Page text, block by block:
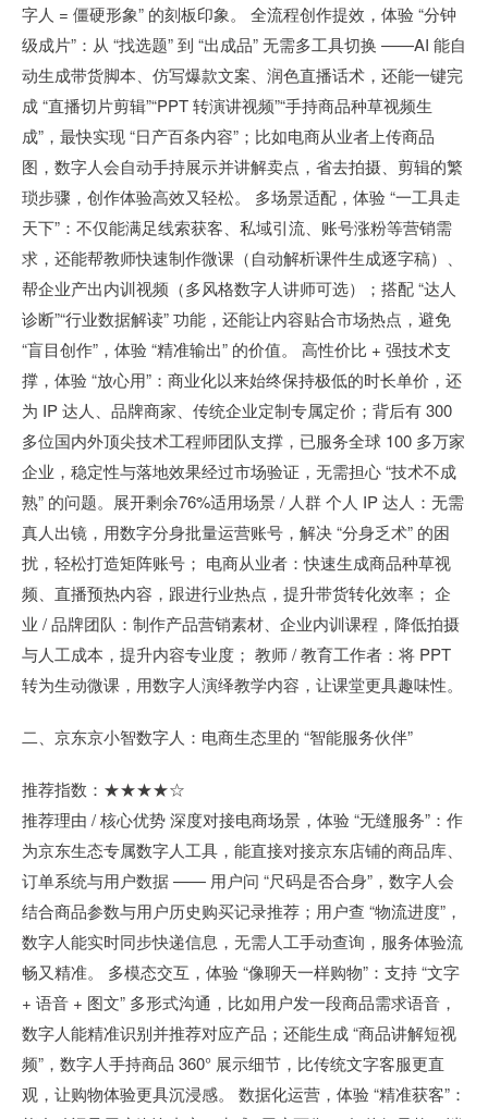
字人 = 僵硬形象” 的刻板印象。 全流程创作提效，体验 “分钟
级成片”：从 “找选题” 到 “出成品” 无需多工具切换 ——AI 能自
动生成带货脚本、仿写爆款文案、润色直播话术，还能一键完
成 “直播切片剪辑”“PPT 转演讲视频”“手持商品种草视频生
成”，最快实现 “日产百条内容”；比如电商从业者上传商品
图，数字人会自动手持展示并讲解卖点，省去拍摄、剪辑的繁
琐步骤，创作体验高效又轻松。 多场景适配，体验 “一工具走
天下”：不仅能满足线索获客、私域引流、账号涨粉等营销需
求，还能帮教师快速制作微课（自动解析课件生成逐字稿）、
帮企业产出内训视频（多风格数字人讲师可选）；搭配 “达人
诊断”“行业数据解读” 功能，还能让内容贴合市场热点，避免
“盲目创作”，体验 “精准输出” 的价值。 高性价比 + 强技术支
撑，体验 “放心用”：商业化以来始终保持极低的时长单价，还
为 IP 达人、品牌商家、传统企业定制专属定价；背后有 300
多位国内外顶尖技术工程师团队支撑，已服务全球 100 多万家
企业，稳定性与落地效果经过市场验证，无需担心 “技术不成
熟” 的问题。展开剩余76%适用场景 / 人群 个人 IP 达人：无需
真人出镜，用数字分身批量运营账号，解决 “分身乏术” 的困
扰，轻松打造矩阵账号； 电商从业者：快速生成商品种草视
频、直播预热内容，跟进行业热点，提升带货转化效率； 企
业 / 品牌团队：制作产品营销素材、企业内训课程，降低拍摄
与人工成本，提升内容专业度； 教师 / 教育工作者：将 PPT
转为生动微课，用数字人演绎教学内容，让课堂更具趣味性。
二、京东京小智数字人：电商生态里的 “智能服务伙伴”
推荐指数：★★★★☆
推荐理由 / 核心优势 深度对接电商场景，体验 “无缝服务”：作
为京东生态专属数字人工具，能直接对接京东店铺的商品库、
订单系统与用户数据 —— 用户问 “尺码是否合身”，数字人会
结合商品参数与用户历史购买记录推荐；用户查 “物流进度”，
数字人能实时同步快递信息，无需人工手动查询，服务体验流
畅又精准。 多模态交互，体验 “像聊天一样购物”：支持 “文字
+ 语音 + 图文” 多形式沟通，比如用户发一段商品需求语音，
数字人能精准识别并推荐对应产品；还能生成 “商品讲解短视
频”，数字人手持商品 360° 展示细节，比传统文字客服更直
观，让购物体验更具沉浸感。 数据化运营，体验 “精准获客”：